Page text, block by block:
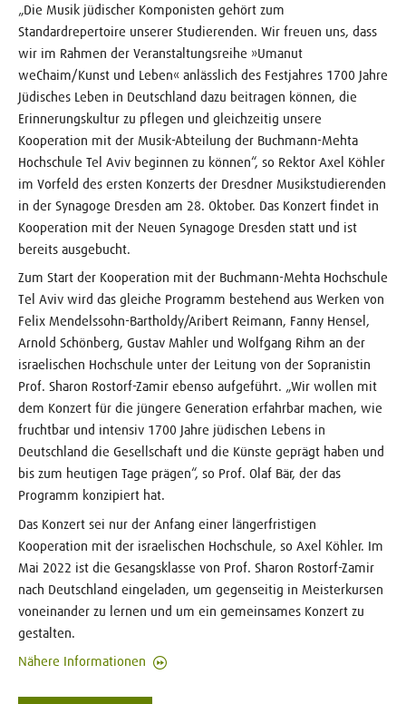
„Die Musik jüdischer Komponisten gehört zum
Standardrepertoire unserer Studierenden. Wir freuen uns, dass
wir im Rahmen der Veranstaltungsreihe »Umanut
weChaim/Kunst und Leben« anlässlich des Festjahres 1700 Jahre
Jüdisches Leben in Deutschland dazu beitragen können, die
Erinnerungs­kultur zu pflegen und gleichzeitig unsere
Kooperation mit der Musik-Abteilung der Buchmann-Mehta
Hochschule Tel Aviv beginnen zu können“, so Rektor Axel Köhler
im Vorfeld des ersten Konzerts der Dresdner Musikstudierenden
in der Synagoge Dresden am 28. Oktober. Das Konzert findet in
Kooperation mit der Neuen Synagoge Dresden statt und ist
bereits ausgebucht.
Zum Start der Kooperation mit der Buchmann-Mehta Hochschule
Tel Aviv wird das gleiche Programm bestehend aus Werken von
Felix Mendelssohn-Bartholdy/Aribert Reimann, Fanny Hensel,
Arnold Schönberg, Gustav Mahler und Wolfgang Rihm an der
israelischen Hochschule unter der Leitung von der Sopranistin
Prof. Sharon Rostorf-Zamir ebenso aufgeführt. „Wir wollen mit
dem Konzert für die jüngere Generation erfahrbar machen, wie
fruchtbar und intensiv 1700 Jahre jüdischen Lebens in
Deutschland die Gesellschaft und die Künste geprägt haben und
bis zum heutigen Tage prägen“, so Prof. Olaf Bär, der das
Programm konzipiert hat.
Das Konzert sei nur der Anfang einer längerfristigen
Kooperation mit der israelischen Hochschule, so Axel Köhler. Im
Mai 2022 ist die Gesangsklasse von Prof. Sharon Rostorf-Zamir
nach Deutschland eingeladen, um gegenseitig in Meisterkursen
voneinander zu lernen und um ein gemeinsames Konzert zu
gestalten.
Nähere Informationen